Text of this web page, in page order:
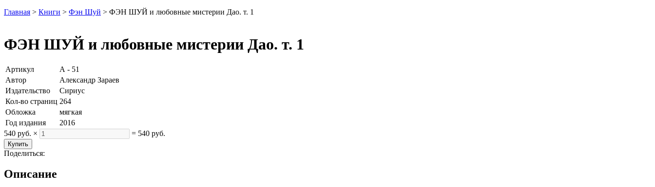
Главная > Книги > Фэн Шуй > ФЭН ШУЙ и любовные мистерии Дао. т. 1
ФЭН ШУЙ и любовные мистерии Дао. т. 1
Артикул
А - 51
Автор
Александр Зараев
Издательство
Сириус
Кол-во страниц 264
Обложка
мягкая
Год издания
2016
540 руб. × = 540 руб.
Поделиться:
Описание